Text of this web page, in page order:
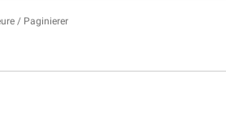
/ Paginierer